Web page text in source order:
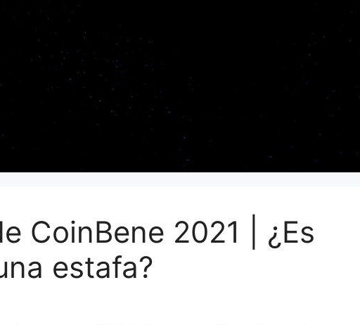
CoinBene 2021 | ¿Es
estafa?